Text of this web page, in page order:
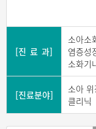
[진 료 과]
소아소
염증성
소화기
[진료분야]
소아
클리닉